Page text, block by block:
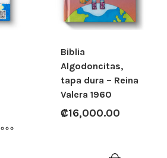
Biblia
Algodoncitas,
tapa dura – Reina
Valera 1960
₡16,000.00